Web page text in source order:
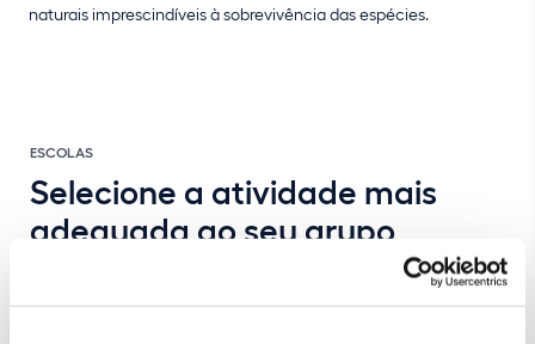
naturais imprescindíveis à sobrevivência das espécies.
ESCOLAS
Selecione a atividade mais
adequada ao seu grupo